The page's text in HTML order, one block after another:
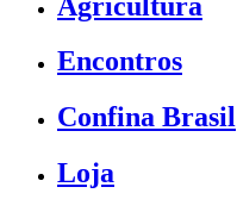
Encontros
Confina Brasil
Loja